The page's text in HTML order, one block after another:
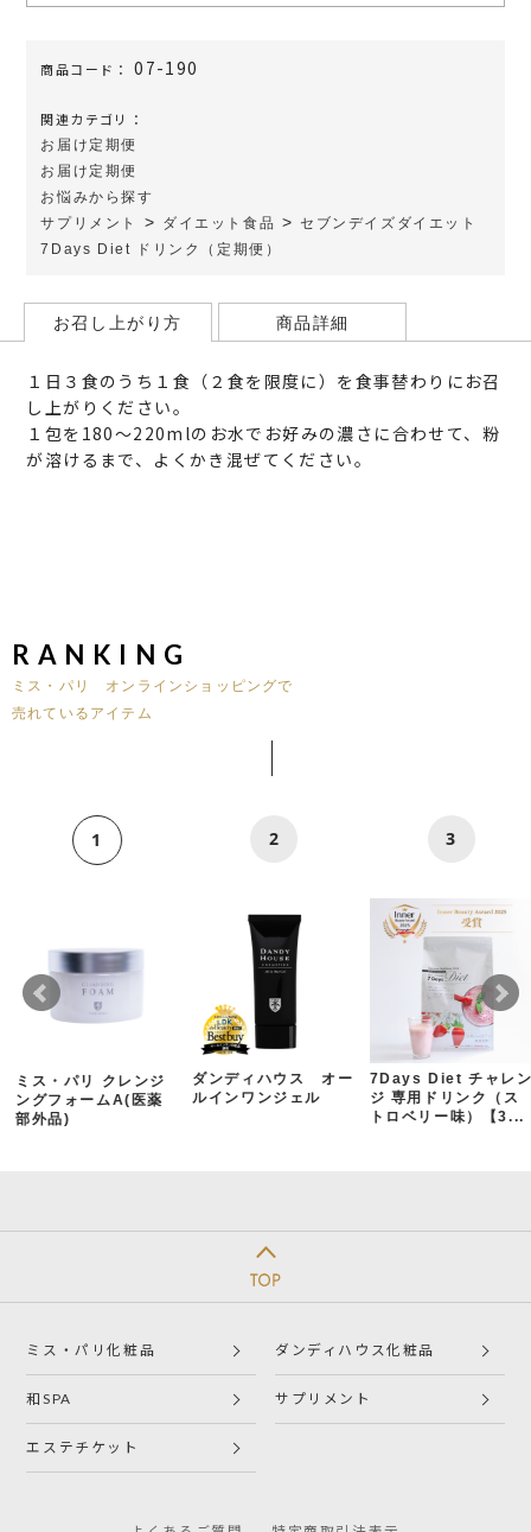
商品コード： 07-190
関連カテゴリ：
お届け定期便
お届け定期便
お悩みから探す
サプリメント
> ダイエット食品 > セブンデイズダイエット
7Days Diet ドリンク（定期便）
お召し上がり方 商品詳細
１日３食のうち１食（２食を限度に）を食事替わりにお召
し上がりください。
１包を180～220mlのお水でお好みの濃さに合わせて、粉
が溶けるまで、よくかき混ぜてください。
RANKING
ミス・パリ オンラインショッピングで
売れているアイテム
1
ミス・パリ クレンジ
ングフォームA(医薬
部外品)
2
ダンディハウス オー
ルインワンジェル
3
7Days Diet チャレ
ジ 専用ドリンク（ス
トロベリー味）【3...
ミス・パリ化粧品 ダンディハウス化粧品
和SPA サプリメント
エステチケット